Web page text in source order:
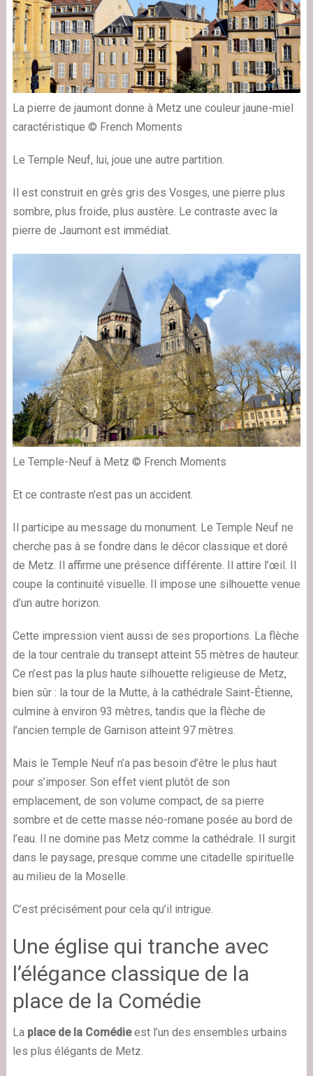
La pierre de jaumont donne à Metz une couleur jaune-miel
caractéristique © French Moments
Le Temple Neuf, lui, joue une autre partition.
Il est construit en grès gris des Vosges, une pierre plus
sombre, plus froide, plus austère. Le contraste avec la
pierre de Jaumont est immédiat.
Le Temple-Neuf à Metz © French Moments
Et ce contraste n’est pas un accident.
Il participe au message du monument. Le Temple Neuf ne
cherche pas à se fondre dans le décor classique et doré
de Metz. Il affirme une présence différente. Il attire l’œil. Il
coupe la continuité visuelle. Il impose une silhouette venue
d’un autre horizon.
Cette impression vient aussi de ses proportions. La flèche
de la tour centrale du transept atteint 55 mètres de hauteur.
Ce n’est pas la plus haute silhouette religieuse de Metz,
bien sûr : la tour de la Mutte, à la cathédrale Saint-Étienne,
culmine à environ 93 mètres, tandis que la flèche de
l’ancien temple de Garnison atteint 97 mètres.
Mais le Temple Neuf n’a pas besoin d’être le plus haut
pour s’imposer. Son effet vient plutôt de son
emplacement, de son volume compact, de sa pierre
sombre et de cette masse néo-romane posée au bord de
l’eau. Il ne domine pas Metz comme la cathédrale. Il surgit
dans le paysage, presque comme une citadelle spirituelle
au milieu de la Moselle.
C’est précisément pour cela qu’il intrigue.
Une église qui tranche avec
l’élégance classique de la
place de la Comédie
La place de la Comédieest l’un des ensembles urbains
les plus élégants de Metz.